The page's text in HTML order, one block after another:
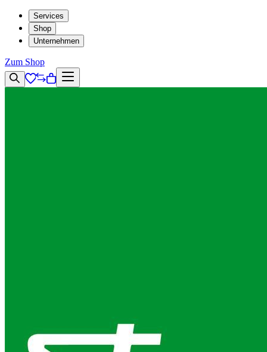
Services
Shop
Unternehmen
Zum Shop